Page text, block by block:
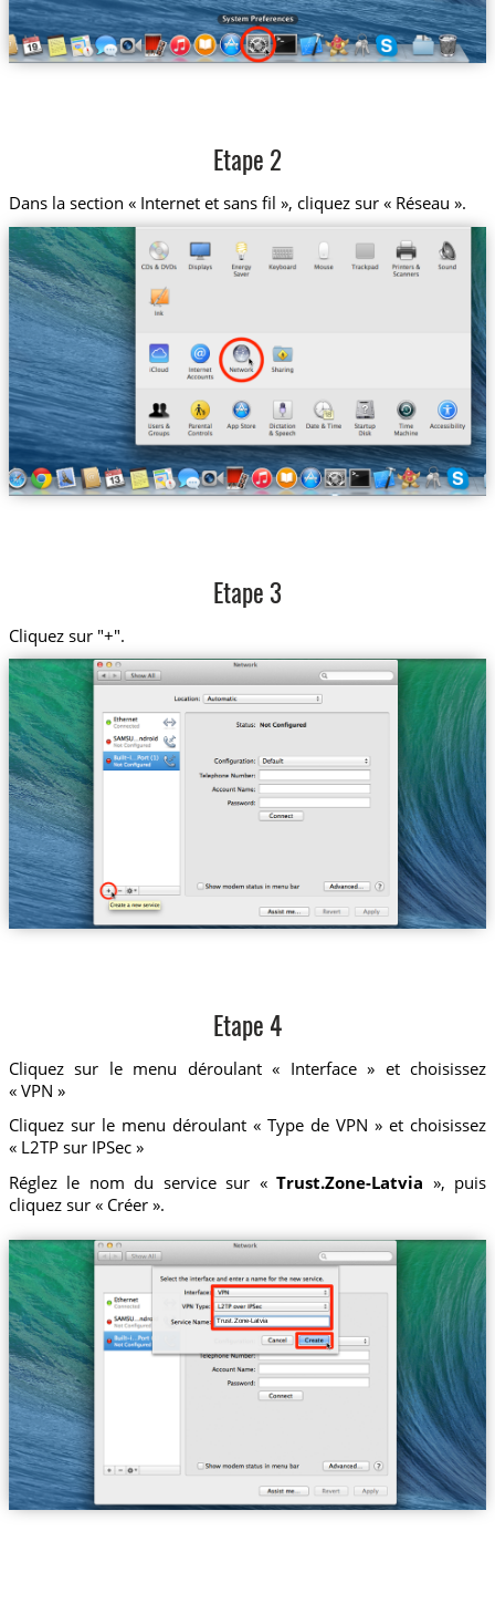
Etape 2
Dans la section « Internet et sans fil », cliquez sur « Réseau ».
Etape 3
Cliquez sur "+".
Etape 4
Cliquez sur le menu déroulant « Interface » et choisissez
« VPN »
Cliquez sur le menu déroulant « Type de VPN » et choisissez
« L2TP sur IPSec »
Réglez le nom du service sur «Trust.Zone-Latvia », puis
cliquez sur « Créer ».
Trust.Zone-Latvia